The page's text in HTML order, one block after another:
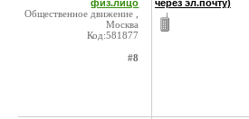
физ.лицо
Общественное движение ,
Москва
Код:581877
#8
через эл.почту)